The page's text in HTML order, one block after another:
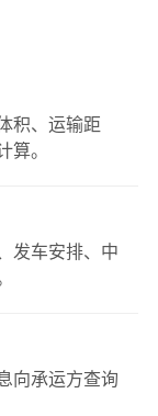
积、运输距
算。
发车安排、中
向承运方查询